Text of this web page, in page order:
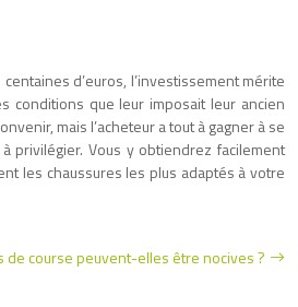
d’euros, l’investissement mérite
conditions que leur imposait leur ancien
mais l’acheteur a tout à gagner à se
privilégier. Vous y obtiendrez facilement
les chaussures les plus adaptés à votre
de course peuvent-elles être nocives ?